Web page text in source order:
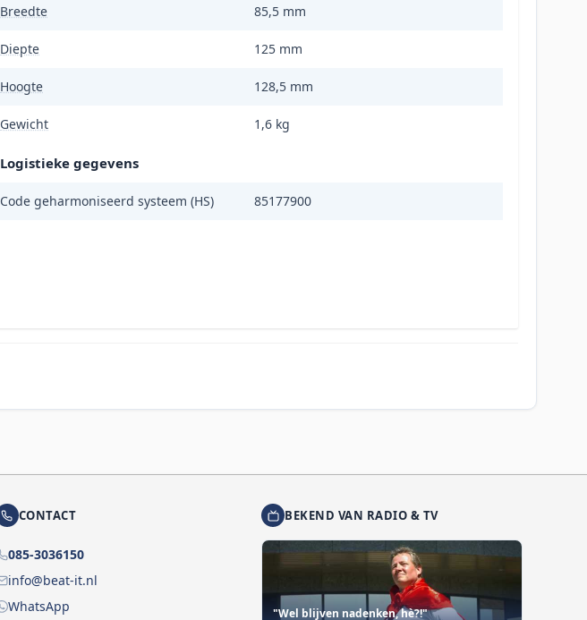
Breedte 85,5 mm
Diepte 125 mm
Hoogte 128,5 mm
Gewicht 1,6 kg
Logistieke gegevens
Code geharmoniseerd systeem (HS) 85177900
CONTACT
085-3036150
info@beat-it.nl
WhatsApp
BEKEND VAN RADIO & TV
"Wel blijven nadenken, hè?!"